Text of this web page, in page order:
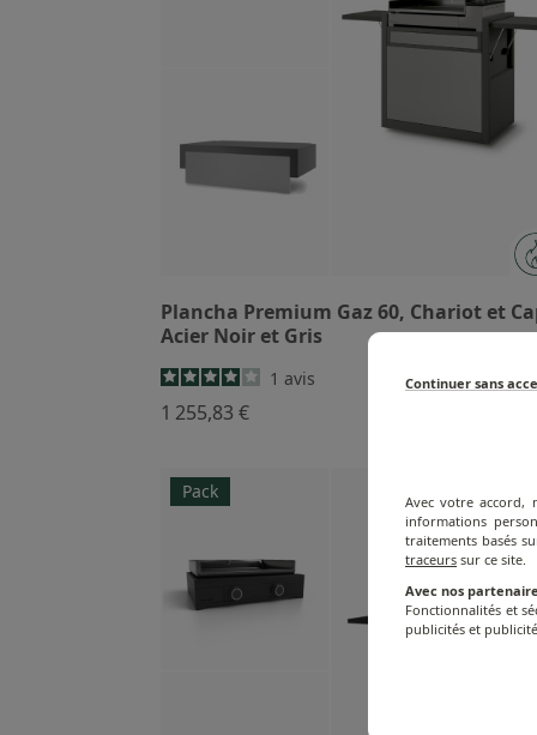
Plancha Premium Gaz 60, Chariot et
Acier Noir et Gris
1 avis
1 255,83 €
Pack
Continuer sans
Avec votre accord,
informations
traitements basés
traceurs sur ce site.
Avec nos
Fonctionnalités et
publicités et